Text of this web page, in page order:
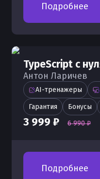
Подробнее
TypeScript с
Антон Ларичев
AI-тренажеры
Гарантия Бонусы
3 999 ₽ 6 990 ₽
Подробнее